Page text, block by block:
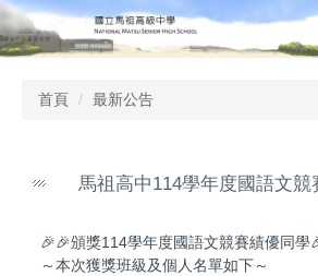
跳
到
主
首頁 最新公告
馬祖高中114學年度國語文競
🎉🎉頒獎114學年度國語文競賽績優同學
～本次獲獎班級及個人名單如下～